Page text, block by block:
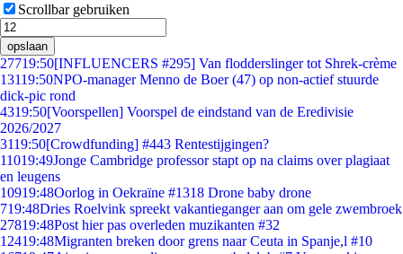
Scrollbar gebruiken
opslaan
27719:50[INFLUENCERS #295] Van flodderslinger tot Shrek-crème
13119:50NPO-manager Menno de Boer (47) op non-actief stuurde
dick-pic rond
4319:50[Voorspellen] Voorspel de eindstand van de Eredivisie
2026/2027
3119:50[Crowdfunding] #443 Rentestijgingen?
11019:49Jonge Cambridge professor stapt op na claims over plagiaat
en leugens
10919:48Oorlog in Oekraïne #1318 Drone baby drone
719:48Dries Roelvink spreekt vakantieganger aan om gele zwembroek
27819:48Post hier pas overleden muzikanten #32
12419:48Migranten breken door grens naar Ceuta in Spanje,l #10